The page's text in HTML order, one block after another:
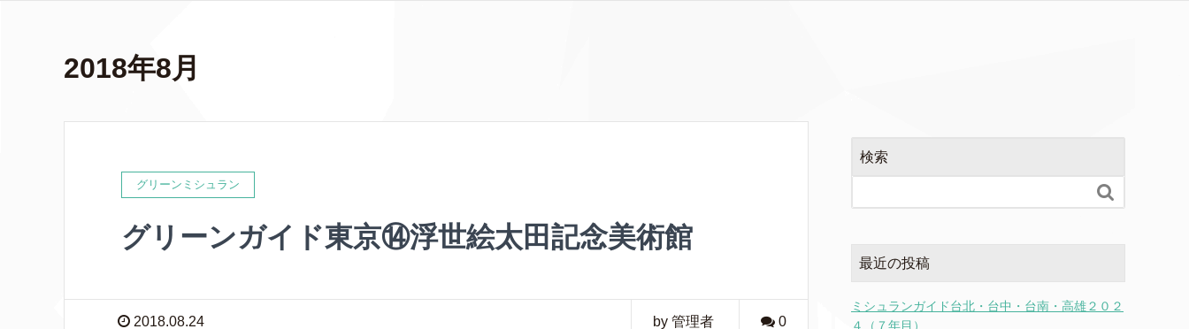
2018年8月
グリーンミシュラン
グリーンガイド東京⑭浮世絵太田記念美術館
2018.08.24 by 管理者 0
検索

最近の投稿
ミシュランガイド台北・台中・台南・高雄２０２
４（７年目）